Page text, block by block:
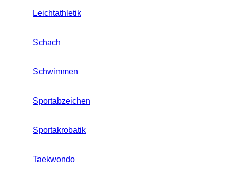
Leichtathletik
Schach
Schwimmen
Sportabzeichen
Sportakrobatik
Taekwondo